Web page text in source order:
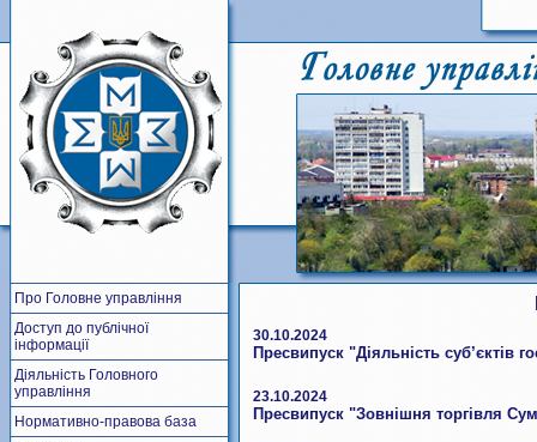
Про Головне управління
Доступ до публічної
інформації
Діяльність Головного
управління
Нормативно-правова база
30.10.2024
Пресвипуск "Діяльність суб’єктів
23.10.2024
Пресвипуск "Зовнішня торгівля